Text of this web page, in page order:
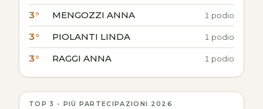
3° MENGOZZI ANNA 1 podio
3° PIOLANTI LINDA 1 podio
3° RAGGI ANNA 1 podio
TOP 3 - PIÙ PARTECIPAZIONI 2026